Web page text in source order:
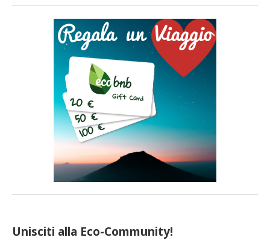
Unisciti alla Eco-Community!
mondo. Questa volta siamo andati alla ricerca delle terme
naturali della California.Abbiamo scoperto che lo stato
americano non solo custodisce incredibili parchi nazionali,
bellissime spiagge, […]